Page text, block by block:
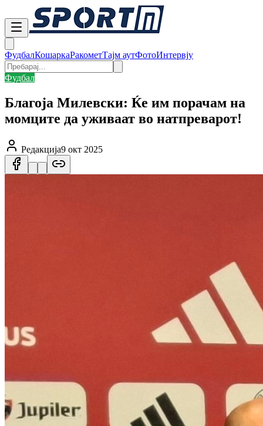
ФудбалКошаркаРакометТајм аутФотоИнтервју
Фудбал
Благоја Милевски: Ќе им порачам на
момците да уживаат во натпреварот!
Редакција9 окт 2025